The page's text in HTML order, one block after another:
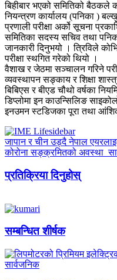
बिहीबार भएको समितिको बैठकले
नियन्त्रण कार्यालय (पनिका )
प्रणाली परीक्षा अर्को सूचना
समितिका सदस्य सचिव तथा
जानकारी दिनुभयो । त्रिविले
परीक्षा स्थगित गरेको थियो ।
वैशाख र जेठमा सञ्चालन गरिने
व्यवस्थापन सङ्काय र शिक्षा
बिबिएस र बीएड चौथो वर्षका
डिप्लोमा इन काउन्सिलिङ
इनउमन स्टडिजका पूरा तथा
जापान र चीन उड्दै नेपाल
कोरोना सङ्क्रमितको अवस्था
प्रतिक्रिया दिनुहोस्
सम्बन्धित शीर्षक